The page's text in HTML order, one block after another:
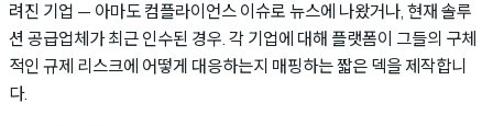
려진 기업 — 아마도 컴플라이언스 이슈로 뉴스에 나왔거나, 현재 솔루
션 공급업체가 최근 인수된 경우. 각 기업에 대해 플랫폼이 그들의 구체
적인 규제 리스크에 어떻게 대응하는지 매핑하는 짧은 덱을 제작합니
다.